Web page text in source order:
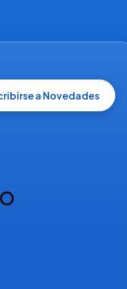
a Novedades